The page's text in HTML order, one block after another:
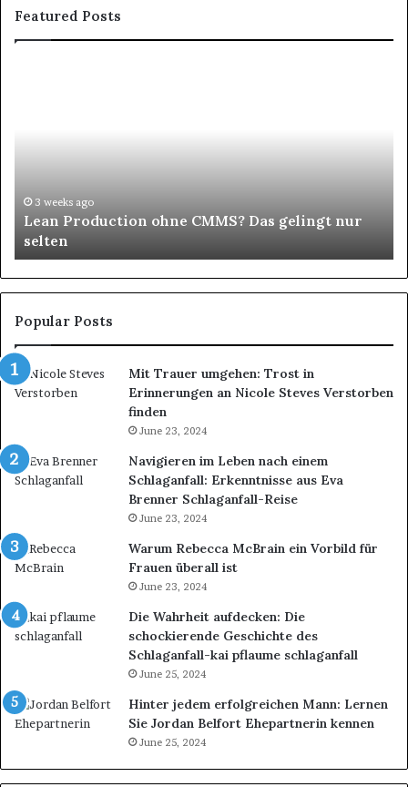
Featured Posts
Ausstrahlung
4 weeks ago
Schönes Haar verleiht jedem Look eine
besondere Ausstrahlung
Popular Posts
Mit Trauer umgehen: Trost in
Erinnerungen an Nicole Steves Verstorben
finden
June 23, 2024
Navigieren im Leben nach einem
Schlaganfall: Erkenntnisse aus Eva
Brenner Schlaganfall-Reise
June 23, 2024
Warum Rebecca McBrain ein Vorbild für
Frauen überall ist
June 23, 2024
Die Wahrheit aufdecken: Die
schockierende Geschichte des
Schlaganfall-kai pflaume schlaganfall
June 25, 2024
Hinter jedem erfolgreichen Mann: Lernen
Sie Jordan Belfort Ehepartnerin kennen
June 25, 2024